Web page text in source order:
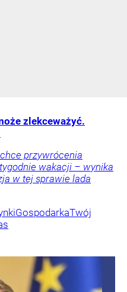
zlekceważyć.
przywrócenia
wakacji – wynika
w tej sprawie lada
GospodarkaTwój